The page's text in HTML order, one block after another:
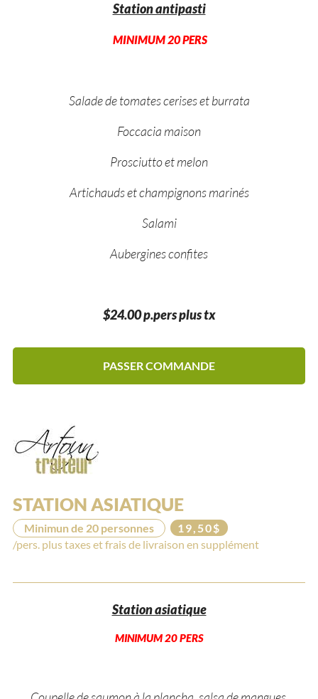
Station antipasti
MINIMUM 20 PERS
Salade de tomates cerises et burrata
Foccacia maison
Prosciutto et melon
Artichauds et champignons marinés
Salami
Aubergines confites
$24.00 p.pers plus tx
PASSER COMMANDE
STATION ASIATIQUE
Minimun de 20 personnes
19,50$
/pers. plus taxes et frais de livraison en supplément
Station asiatique
MINIMUM 20 PERS